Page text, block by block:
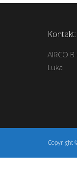
Kontakt:
AIRCO
Luka
Copyright